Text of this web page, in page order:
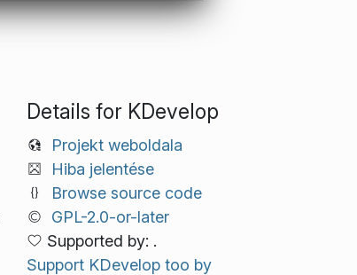
Details for KDevelop
Projekt weboldala
Hiba jelentése
Browse source code
GPL-2.0-or-later
Supported by: .
Support KDevelop too by